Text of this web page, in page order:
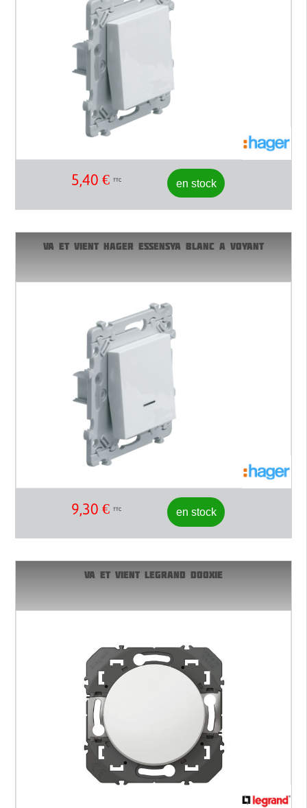
5,40 € TTC en stock
VA ET VIENT HAGER ESSENSYA BLANC A VOYANT
9,30 € TTC en stock
VA ET VIENT LEGRAND DOOXIE